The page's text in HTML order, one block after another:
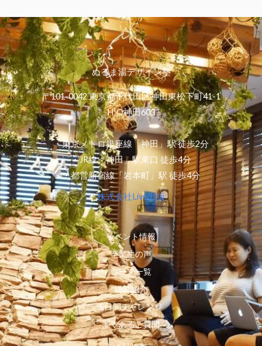
ぬるま湯デザイン塾
〒101-0042 東京都千代田区神田東松下町41-1
H¹O神田603
・東京メトロ銀座線「神田」駅 徒歩2分
・JR線「神田」駅東口 徒歩4分
・都営新宿線「岩本町」駅 徒歩4分
株式会社Live出版
イベント情報
卒業生の声
コース一覧
講師紹介
5日間チャレンジ
よくあるご質問